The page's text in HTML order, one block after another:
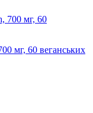
мг, 60 веганських